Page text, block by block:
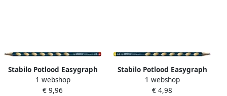
Stabilo Potlood Easygraph
grafiet 326 HB rechtshandig
1 webshop
€ 9,96
Stabilo Potlood Easygraph
grafiet 325 HB linkshandig
1 webshop
€ 4,98